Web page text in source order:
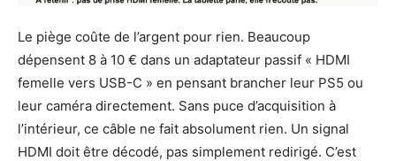
Le piège coûte de l’argent pour rien. Beaucoup
dépensent 8 à 10 € dans un adaptateur passif « HDMI
femelle vers USB-C » en pensant brancher leur PS5 ou
leur caméra directement. Sans puce d’acquisition à
l’intérieur, ce câble ne fait absolument rien. Un signal
HDMI doit être décodé, pas simplement redirigé. C’est